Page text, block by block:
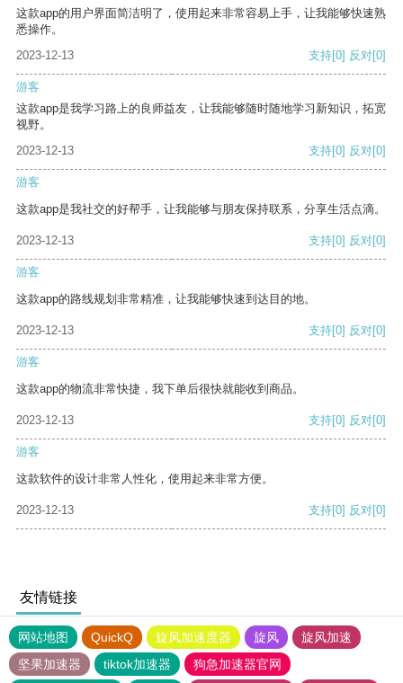
这款app的用户界面简洁明了，使用起来非常容易上手，让我能够快速熟
悉操作。
2023-12-13
支持[0] 反对[0]
游客
这款app是我学习路上的良师益友，让我能够随时随地学习新知识，拓宽
视野。
2023-12-13
支持[0] 反对[0]
游客
这款app是我社交的好帮手，让我能够与朋友保持联系，分享生活点滴。
2023-12-13 支持[0] 反对[0]
游客
这款app的路线规划非常精准，让我能够快速到达目的地。
2023-12-13 支持[0] 反对[0]
游客
这款app的物流非常快捷，我下单后很快就能收到商品。
2023-12-13 支持[0] 反对[0]
游客
这款软件的设计非常人性化，使用起来非常方便。
2023-12-13 支持[0] 反对[0]
友情链接
网站地图 QuickQ 旋风加速度器 旋风
旋风加速
坚果加速器
tiktok加速器
狗急加速器官网